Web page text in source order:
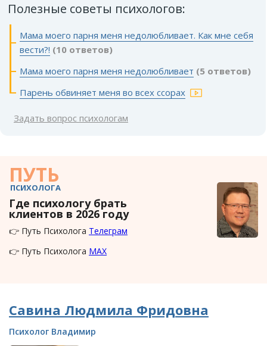
Полезные советы психологов:
Мама моего парня меня недолюбливает. Как мне себя
вести?! (10 ответов)
Мама моего парня меня недолюбливает (5 ответов)
Парень обвиняет меня во всех ссорах
Задать вопрос психологам
ПУТЬ
ПСИХОЛОГА
Где психологу брать
клиентов в 2026 году
👉 Путь Психолога Телеграм
👉 Путь Психолога MAX
Савина Людмила Фридовна
Психолог Владимир